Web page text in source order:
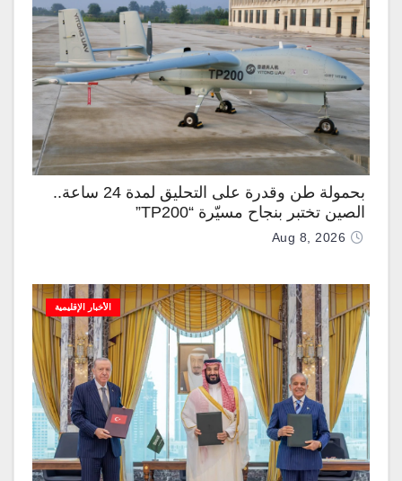
بحمولة طن وقدرة على التحليق لمدة 24 ساعة..
الصين تختبر بنجاح مسيّرة “TP200”
Aug 8, 2026
الأخبار الإقليمية